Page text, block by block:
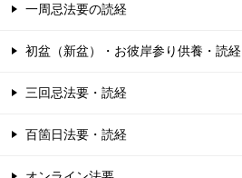
一周忌法要の読経
初盆（新盆）・お彼岸参り供養・読経
三回忌法要・読経
百箇日法要・読経